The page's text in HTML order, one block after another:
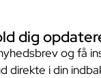
dig
og få
direkte i din